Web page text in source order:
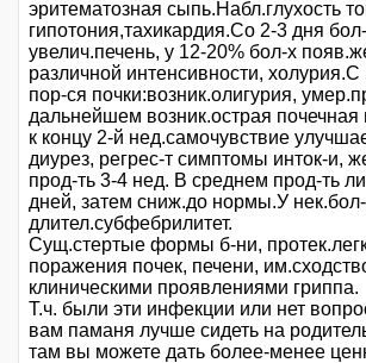
эритематозная сыпь.Набл.глухость
гипотония,тахикардия.Со 2-3 дня
увелич.печень, у 12-20% бол-х
различной интенсивности,
пор-ся почки:возник.олигурия,
дальнейшем возник.острая
к концу 2-й нед.самочувствие
диурез, регрес-т симптомы инток-и,
прод-ть 3-4 нед. В среднем прод-ть
дней, затем сниж.до нормы.У
длител.субфебрилитет.
Сущ.стертые формы б-ни,
поражения почек, печени,
клиническими проявлениями гриппа.
Т.ч. были эти инфекции или нет
вам паманя лучше сидеть на
там вы можете дать более-менее